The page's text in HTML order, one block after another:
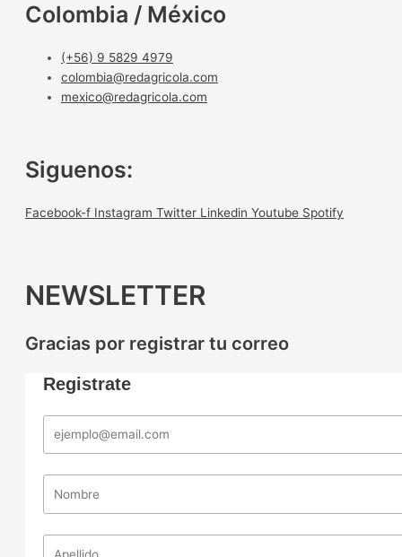
Colombia / México
(+56) 9 5829 4979
colombia@redagricola.com
mexico@redagricola.com
Siguenos:
Facebook-f Instagram Twitter Linkedin Youtube Spotify
NEWSLETTER
Gracias por registrar tu correo
Registrate